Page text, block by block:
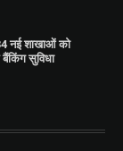
नई शाखाओं को
बैंकिंग सुविधा